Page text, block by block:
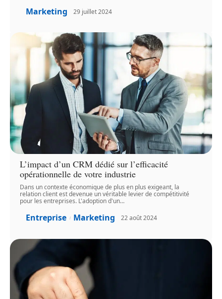
Marketing 29 juillet 2024
L’impact d’un CRM dédié sur l’efficacité
opérationnelle de votre industrie
Dans un contexte économique de plus en plus exigeant, la
relation client est devenue un véritable levier de compétitivité
pour les entreprises. L'adoption d'un…
Entreprise Marketing 22 août 2024